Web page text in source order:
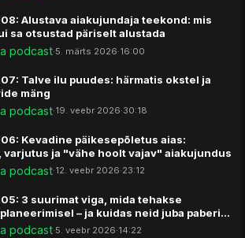
Alustava aiakujundaja teekond: mis
sa otsustad päriselt alustada
podcast·5. märts 2026·16:00
Talve ilu puudes: härmatis okstel ja
mäng
podcast·19. veebr 2026·30:18
Kevadine päikesepõletus aias:
varjutus ja "vähe hoolt vajav" aiakujundus
podcast·12. veebr 2026·23:12
3 suurimat viga, mida tehakse
– ja kuidas neid juba paberil
podcast·5. veebr 2026·14:22